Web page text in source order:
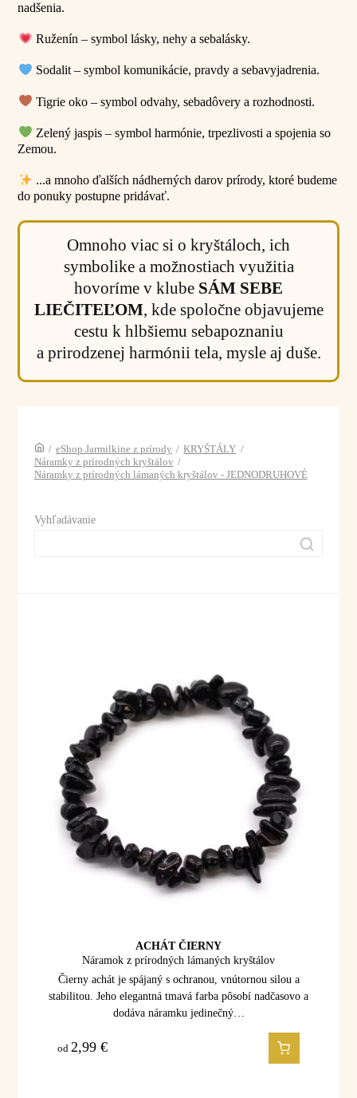
nadšenia.
Ruženín – symbol lásky, nehy a sebalásky.
Sodalit – symbol komunikácie, pravdy a sebavyjadrenia.
Tigrie oko – symbol odvahy, sebadôvery a rozhodnosti.
Zelený jaspis – symbol harmónie, trpezlivosti a spojenia so
Zemou.
...a mnoho ďalších nádherných darov prírody, ktoré budeme
do ponuky postupne pridávať.
Omnoho viac si o kryštáloch, ich
symbolike a možnostiach využitia
hovoríme v klube SÁM SEBE
LIEČITEĽOM, kde spoločne objavujeme
cestu k hlbšiemu sebapoznaniu
a prirodzenej harmónii tela, mysle aj duše.
/ eShop Jarmilkine z prírody / KRYŠTÁLY /
Náramky z prírodných kryštálov /
Náramky z prírodných lámaných kryštálov - JEDNODRUHOVÉ
Vyhľadávanie
ACHÁT ČIERNY
Náramok z prírodných lámaných kryštálov
Čierny achát je spájaný s ochranou, vnútornou silou a
stabilitou. Jeho elegantná tmavá farba pôsobí nadčasovo a
dodáva náramku jedinečný…
od 2,99€